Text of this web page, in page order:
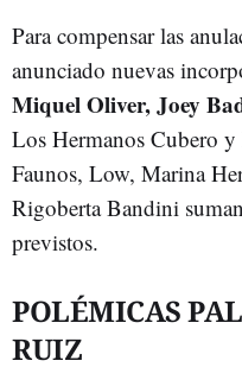
Para compensar las
anunciado nuevas
Miquel Oliver, Joey
Los Hermanos Cubero
Faunos, Low, Marina
Rigoberta Bandini
previstos.
POLÉMICAS
RUIZ